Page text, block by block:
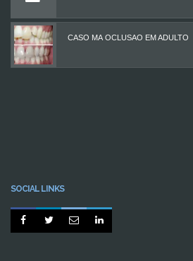
CASO MÁ OCLUSÃO EM ADULTO
SOCIAL LINKS
   